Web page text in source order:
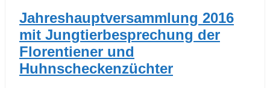
Jahreshauptversammlung 2016
mit Jungtierbesprechung der
Florentiener und
Huhnscheckenzüchter